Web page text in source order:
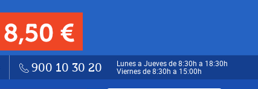
900 10 30 20
Lunes a Jueves de 8:30h a 18:30h
Viernes de 8:30h a 15:00h